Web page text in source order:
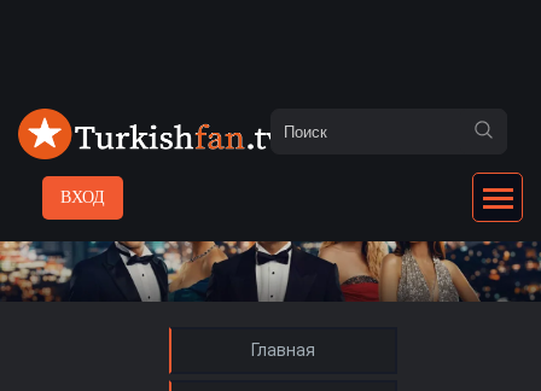
ВХОД
Главная